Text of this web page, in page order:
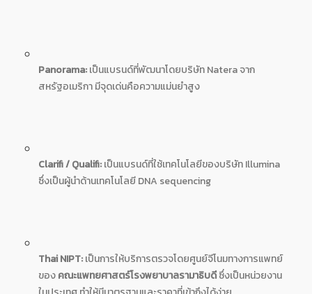
Panorama:เป็นแบรนด์ที่พัฒนาโดยบริษัท Natera จาก
สหรัฐอเมริกา มีจุดเด่นคือความแม่นยำสูง
Clarifi / Qualifi:เป็นแบรนด์ที่ใช้เทคโนโลยีของบริษัท Illumina
ซึ่งเป็นผู้นำด้านเทคโนโลยี DNA sequencing
Thai NIPT:เป็นการให้บริการตรวจโดยศูนย์จีโนมทางการแพทย์
ของคณะแพทยศาสตร์โรงพยาบาลรามาธิบดีซึ่งเป็นหน่วยงาน